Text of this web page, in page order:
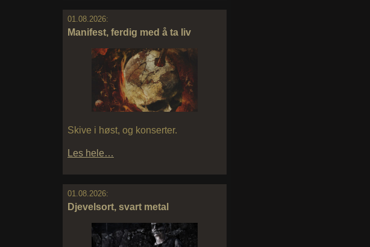
01.08.2026:
Manifest, ferdig med å ta liv
Skive i høst, og konserter.
Les hele…
01.08.2026:
Djevelsort, svart metal